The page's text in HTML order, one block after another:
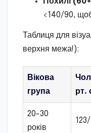
<140/90, щоб
Таблиця для
верхня межа!):
Вікова
група
рт.
20-30
років